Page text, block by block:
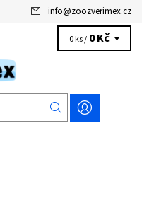
info@zoozverimex.cz
0 ks / 0 Kč